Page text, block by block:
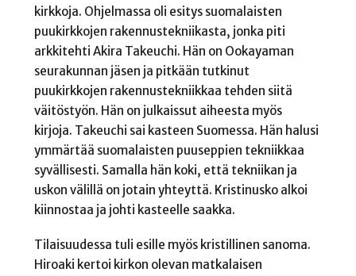
kirkkoja. Ohjelmassa oli esitys suomalaisten
puukirkkojen rakennustekniikasta, jonka piti
arkkitehti Akira Takeuchi. Hän on Ookayaman
seurakunnan jäsen ja pitkään tutkinut
puukirkkojen rakennustekniikkaa tehden siitä
väitöstyön. Hän on julkaissut aiheesta myös
kirjoja. Takeuchi sai kasteen Suomessa. Hän halusi
ymmärtää suomalaisten puuseppien tekniikkaa
syvällisesti. Samalla hän koki, että tekniikan ja
uskon välillä on jotain yhteyttä. Kristinusko alkoi
kiinnostaa ja johti kasteelle saakka.
Tilaisuudessa tuli esille myös kristillinen sanoma.
Hiroaki kertoi kirkon olevan matkalaisen